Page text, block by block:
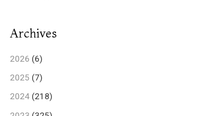
Archives
2026 (6)
2025 (7)
2024 (218)